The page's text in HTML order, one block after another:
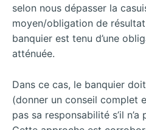
selon nous dépasser la
moyen/obligation de
banquier est tenu d’une
atténuée.
Dans ce cas, le banquier
(donner un conseil complet
pas sa responsabilité s’il